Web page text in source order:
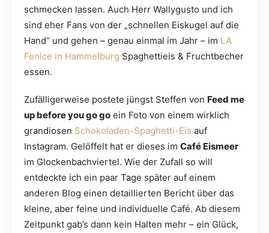
schmecken lassen. Auch Herr Wallygusto und ich
sind eher Fans von der „schnellen Eiskugel auf die
Hand“ und gehen – genau einmal im Jahr – im LA
Fenice in Hammelburg Spaghettieis & Fruchtbecher
essen.
Zufälligerweise postete jüngst Steffen von Feed me
up before you go go ein Foto von einem wirklich
grandiosen Schokoladen-Spaghetti-Eis auf
Instagram. Gelöffelt hat er dieses im Café Eismeer
im Glockenbachviertel. Wie der Zufall so will
entdeckte ich ein paar Tage später auf einem
anderen Blog einen detaillierten Bericht über das
kleine, aber feine und individuelle Café. Ab diesem
Zeitpunkt gab’s dann kein Halten mehr – ein Glück,